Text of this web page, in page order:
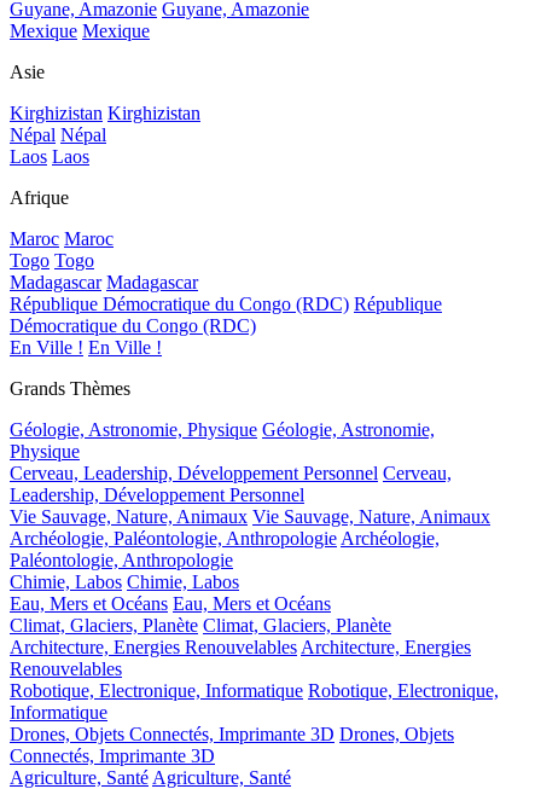
Guyane, Amazonie Guyane, Amazonie
Mexique Mexique
Asie
Kirghizistan Kirghizistan
Népal Népal
Laos Laos
Afrique
Maroc Maroc
Togo Togo
Madagascar Madagascar
République Démocratique du Congo (RDC) République
Démocratique du Congo (RDC)
En Ville ! En Ville !
Grands Thèmes
Géologie, Astronomie, Physique Géologie, Astronomie,
Physique
Cerveau, Leadership, Développement Personnel Cerveau,
Leadership, Développement Personnel
Vie Sauvage, Nature, Animaux Vie Sauvage, Nature, Animaux
Archéologie, Paléontologie, Anthropologie Archéologie,
Paléontologie, Anthropologie
Chimie, Labos Chimie, Labos
Eau, Mers et Océans Eau, Mers et Océans
Climat, Glaciers, Planète Climat, Glaciers, Planète
Architecture, Energies Renouvelables Architecture, Energies
Renouvelables
Robotique, Electronique, Informatique Robotique, Electronique,
Informatique
Drones, Objets Connectés, Imprimante 3D Drones, Objets
Connectés, Imprimante 3D
Agriculture, Santé Agriculture, Santé